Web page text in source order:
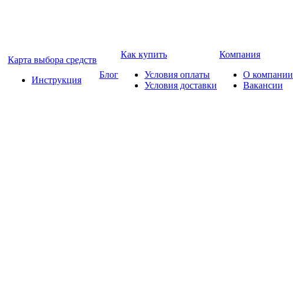
Карта выбора средств
Инструкция
Блог
Как купить
Условия оплаты
Условия доставки
Компания
О компании
Вакансии